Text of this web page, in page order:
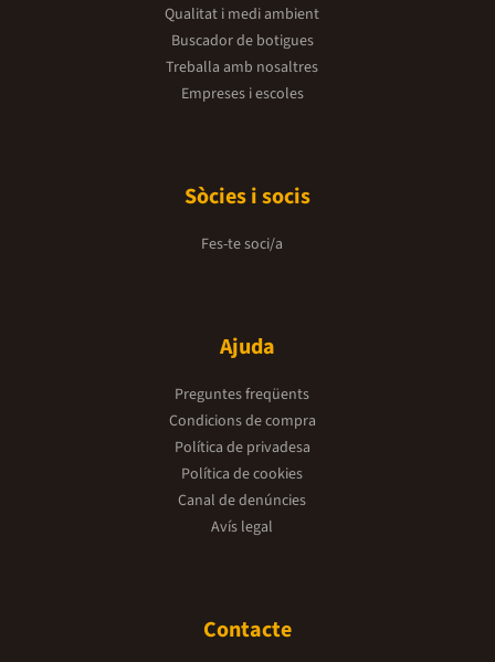
Qualitat i medi ambient
Buscador de botigues
Treballa amb nosaltres
Empreses i escoles
Sòcies i socis
Fes-te soci/a
Ajuda
Preguntes freqüents
Condicions de compra
Política de privadesa
Política de cookies
Canal de denúncies
Avís legal
Contacte